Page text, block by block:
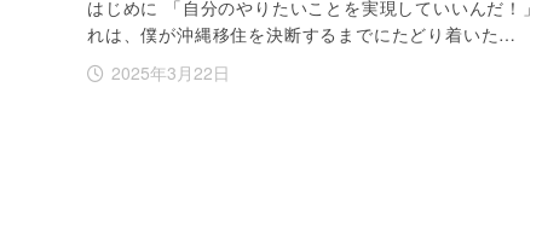
はじめに 「自分のやりたいことを実現していいんだ！
れは、僕が沖縄移住を決断するまでにたどり着いた…
2025年3月22日